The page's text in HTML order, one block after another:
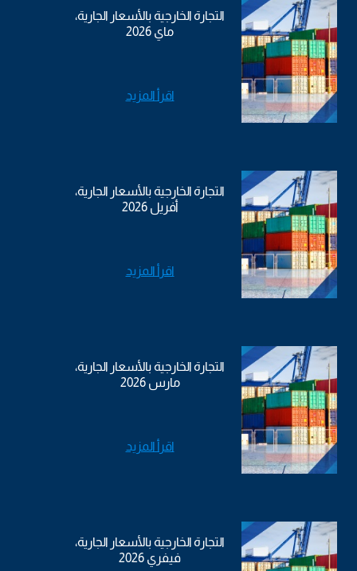
التجارة الخارجية بالأسعار الجارية،
ماي 2026
اقرأ المزيد
التجارة الخارجية بالأسعار الجارية،
أفريل 2026
اقرأ المزيد
التجارة الخارجية بالأسعار الجارية،
مارس 2026
اقرأ المزيد
التجارة الخارجية بالأسعار الجارية،
فيفري 2026